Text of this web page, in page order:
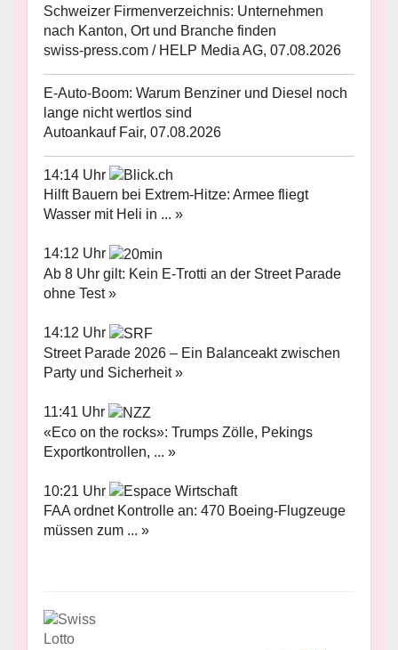
Schweizer Firmenverzeichnis: Unternehmen
nach Kanton, Ort und Branche finden
swiss-press.com / HELP Media AG, 07.08.2026
E-Auto-Boom: Warum Benziner und Diesel noch
lange nicht wertlos sind
Autoankauf Fair, 07.08.2026
14:14 Uhr
Hilft Bauern bei Extrem-Hitze: Armee fliegt
Wasser mit Heli in ... »
14:12 Uhr
Ab 8 Uhr gilt: Kein E-Trotti an der Street Parade
ohne Test »
14:12 Uhr
Street Parade 2026 – Ein Balanceakt zwischen
Party und Sicherheit »
11:41 Uhr
«Eco on the rocks»: Trumps Zölle, Pekings
Exportkontrollen, ... »
10:21 Uhr
FAA ordnet Kontrolle an: 470 Boeing-Flugzeuge
müssen zum ... »